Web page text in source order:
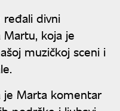
divni
koja je
muzičkoj sceni i
je Marta komentar